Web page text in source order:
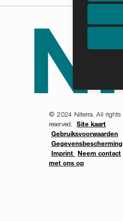
© 2024 Niterra. All rights
reserved.
Site kaart
Gebruiksvoorwaarden
Gegevensbescherming
Imprint
Neem contact
met ons op